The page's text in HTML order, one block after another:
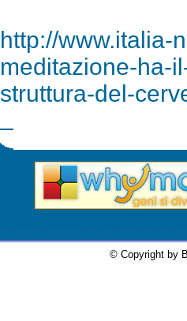
http://www.italia-
meditazione-ha-
struttura-del-
© Copyright by